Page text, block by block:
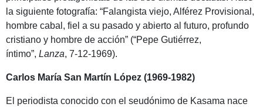
la siguiente fotografía: “Falangista viejo, Alférez Provisional,
hombre cabal, fiel a su pasado y abierto al futuro, profundo
cristiano y hombre de acción” (“Pepe Gutiérrez,
íntimo”, Lanza, 7-12-1969).
Carlos María San Martín López (1969-1982)
El periodista conocido con el seudónimo de Kasama nace